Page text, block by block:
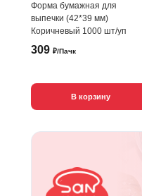
Форма бумажная для
выпечки (42*39 мм)
Коричневый 1000 шт/уп
309 ₽/Пачк
В корзину